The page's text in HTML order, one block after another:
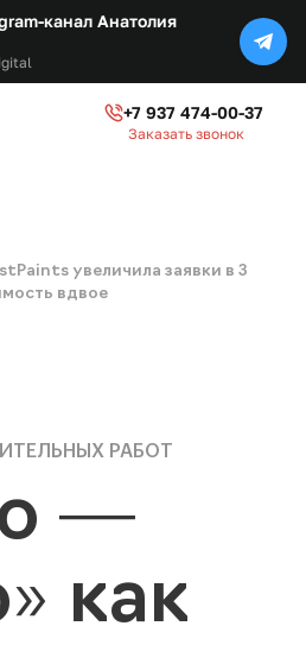
канал Анатолия
+7 937 474-00-37
Заказать звонок
увеличила заявки в 3
вдвое
РАБОТ
—
как